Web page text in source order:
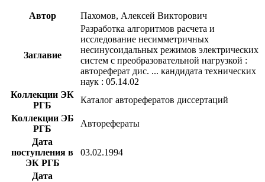
Автор Пахомов, Алексей Викторович
Заглавие
Разработка алгоритмов расчета и
исследование несимметричных
несинусоидальных режимов электрических
систем с преобразовательной нагрузкой :
автореферат дис. ... кандидата технических
наук : 05.14.02
Коллекции ЭК
РГБ
Каталог авторефератов диссертаций
Коллекции ЭБ
РГБ
Авторефераты
Дата
поступления в
ЭК РГБ
03.02.1994
Дата